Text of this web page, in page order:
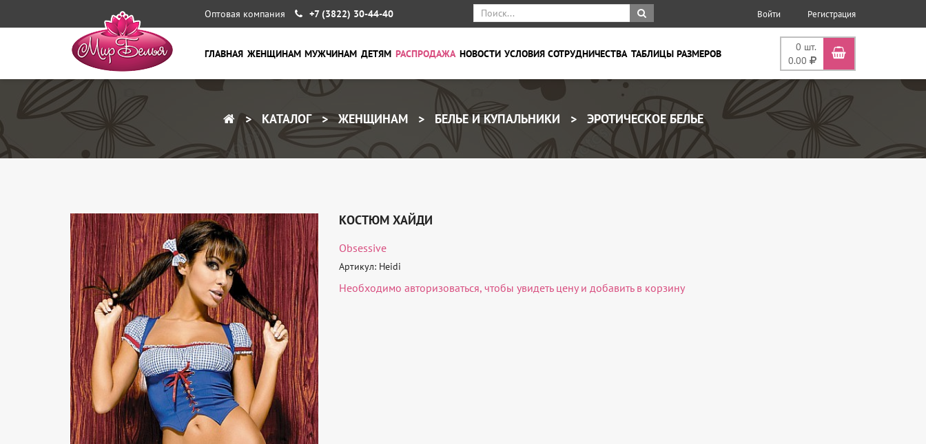
Оптовая компания +7 (3822) 30-44-40 Войти Регистрация
0 шт.
0.00
ГЛАВНАЯ ЖЕНЩИНАМ МУЖЧИНАМ ДЕТЯМ РАСПРОДАЖА НОВОСТИ УСЛОВИЯ СОТРУДНИЧЕСТВА ТАБЛИЦЫ РАЗМЕРОВ
КАТАЛОГ ЖЕНЩИНАМ БЕЛЬЕ И КУПАЛЬНИКИ ЭРОТИЧЕСКОЕ БЕЛЬЕ
КОСТЮМ ХАЙДИ
Obsessive
Артикул: Heidi
Необходимо авторизоваться, чтобы увидеть цену и добавить в корзину